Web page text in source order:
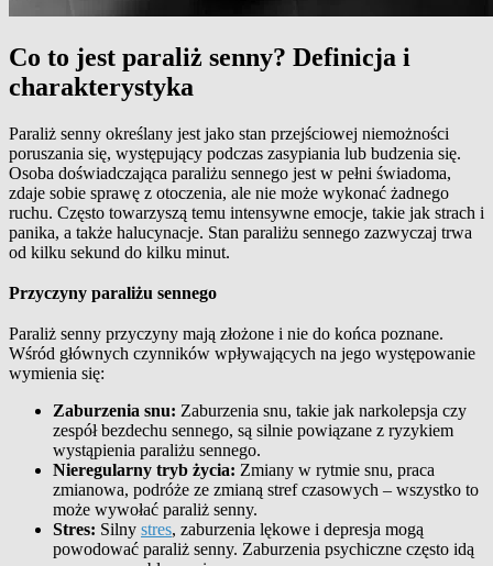
Co to jest paraliż senny? Definicja i
charakterystyka
Paraliż senny określany jest jako stan przejściowej niemożności
poruszania się, występujący podczas zasypiania lub budzenia się.
Osoba doświadczająca paraliżu sennego jest w pełni świadoma,
zdaje sobie sprawę z otoczenia, ale nie może wykonać żadnego
ruchu. Często towarzyszą temu intensywne emocje, takie jak strach i
panika, a także halucynacje. Stan paraliżu sennego zazwyczaj trwa
od kilku sekund do kilku minut.
Przyczyny paraliżu sennego
Paraliż senny przyczyny mają złożone i nie do końca poznane.
Wśród głównych czynników wpływających na jego występowanie
wymienia się:
Zaburzenia snu: Zaburzenia snu, takie jak narkolepsja czy
zespół bezdechu sennego, są silnie powiązane z ryzykiem
wystąpienia paraliżu sennego.
Nieregularny tryb życia: Zmiany w rytmie snu, praca
zmianowa, podróże ze zmianą stref czasowych – wszystko to
może wywołać paraliż senny.
Stres: Silny stres, zaburzenia lękowe i depresja mogą
powodować paraliż senny. Zaburzenia psychiczne często idą